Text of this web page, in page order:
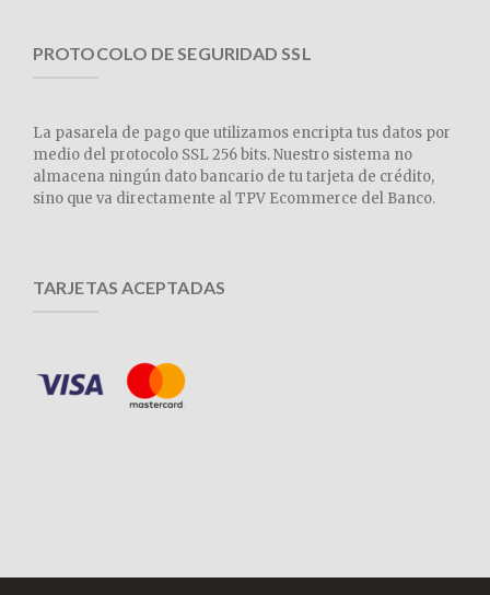
PROTOCOLO DE SEGURIDAD SSL
La pasarela de pago que utilizamos encripta tus datos por
medio del protocolo SSL 256 bits. Nuestro sistema no
almacena ningún dato bancario de tu tarjeta de crédito,
sino que va directamente al TPV Ecommerce del Banco.
TARJETAS ACEPTADAS